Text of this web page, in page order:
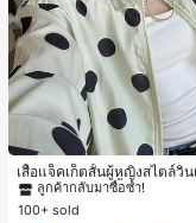
เสื้อแจ็คเก็ตสั้นผู้หญิงสไตล์วิน
ดขนาดใหญ่ คอตั้ง เอวเข้ารูป
ทรงหลวม แฟชั่นอเนกประสงค์
#1 ขายดี
ใน กระเป๋า เสื้อคลุม
ลูกค้ากลับมาซื้อซ้ำ!
#1 ขายดี ใน กระเป๋า เสื้อคลุมลำ
ลูกค้ากลับมาซื้อซ้ำ!
#1 ขายดี ใน กระเป๋า เสื้อคลุมลำ
ลูกค้ากลับมาซื้อซ้ำ!
100+ sold